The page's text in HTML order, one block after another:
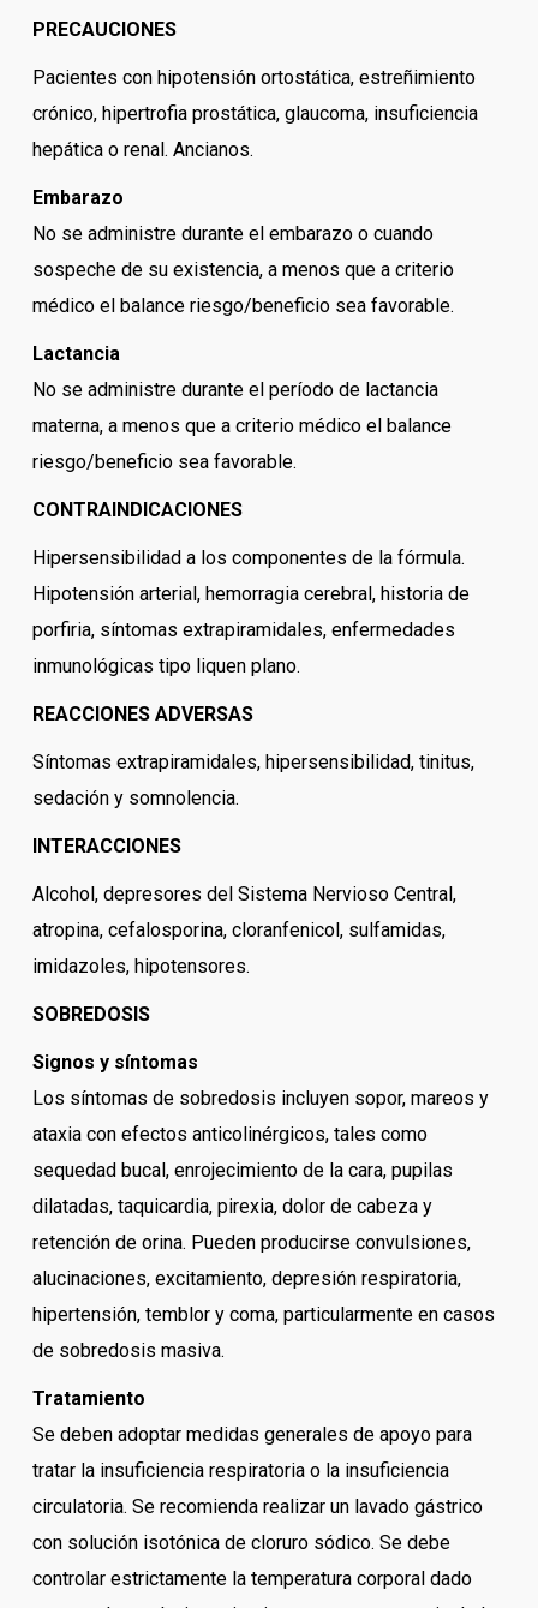
PRECAUCIONES
Pacientes con hipotensión ortostática, estreñimiento
crónico, hipertrofia prostática, glaucoma, insuficiencia
hepática o renal. Ancianos.
Embarazo
No se administre durante el embarazo o cuando
sospeche de su existencia, a menos que a criterio
médico el balance riesgo/beneficio sea favorable.
Lactancia
No se administre durante el período de lactancia
materna, a menos que a criterio médico el balance
riesgo/beneficio sea favorable.
CONTRAINDICACIONES
Hipersensibilidad a los componentes de la fórmula.
Hipotensión arterial, hemorragia cerebral, historia de
porfiria, síntomas extrapiramidales, enfermedades
inmunológicas tipo liquen plano.
REACCIONES ADVERSAS
Síntomas extrapiramidales, hipersensibilidad, tinitus,
sedación y somnolencia.
INTERACCIONES
Alcohol, depresores del Sistema Nervioso Central,
atropina, cefalosporina, cloranfenicol, sulfamidas,
imidazoles, hipotensores.
SOBREDOSIS
Signos y síntomas
Los síntomas de sobredosis incluyen sopor, mareos y
ataxia con efectos anticolinérgicos, tales como
sequedad bucal, enrojecimiento de la cara, pupilas
dilatadas, taquicardia, pirexia, dolor de cabeza y
retención de orina. Pueden producirse convulsiones,
alucinaciones, excitamiento, depresión respiratoria,
hipertensión, temblor y coma, particularmente en casos
de sobredosis masiva.
Tratamiento
Se deben adoptar medidas generales de apoyo para
tratar la insuficiencia respiratoria o la insuficiencia
circulatoria. Se recomienda realizar un lavado gástrico
con solución isotónica de cloruro sódico. Se debe
controlar estrictamente la temperatura corporal dado